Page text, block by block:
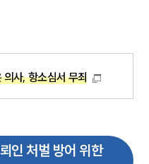
의사, 항소심서 무죄
인 처벌 방어 위한